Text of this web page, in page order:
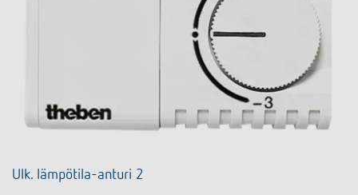
Ulk. lämpötila-anturi 2